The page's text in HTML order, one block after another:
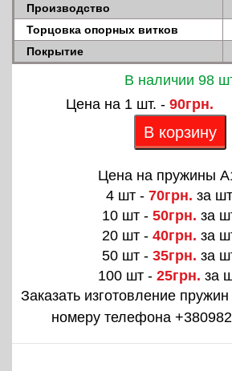
Производство
Торцовка опорных витков
Покрытие
В наличии 98
Цена на 1 шт. - 90грн.
В корзину
Цена на пружины
4 шт - 70грн. за
10 шт - 50грн. за
20 шт - 40грн. за
50 шт - 35грн. за
100 шт - 25грн. за
Заказать изготовление
номеру телефона